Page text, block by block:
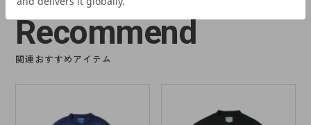
Recommend
関連おすすめアイテム